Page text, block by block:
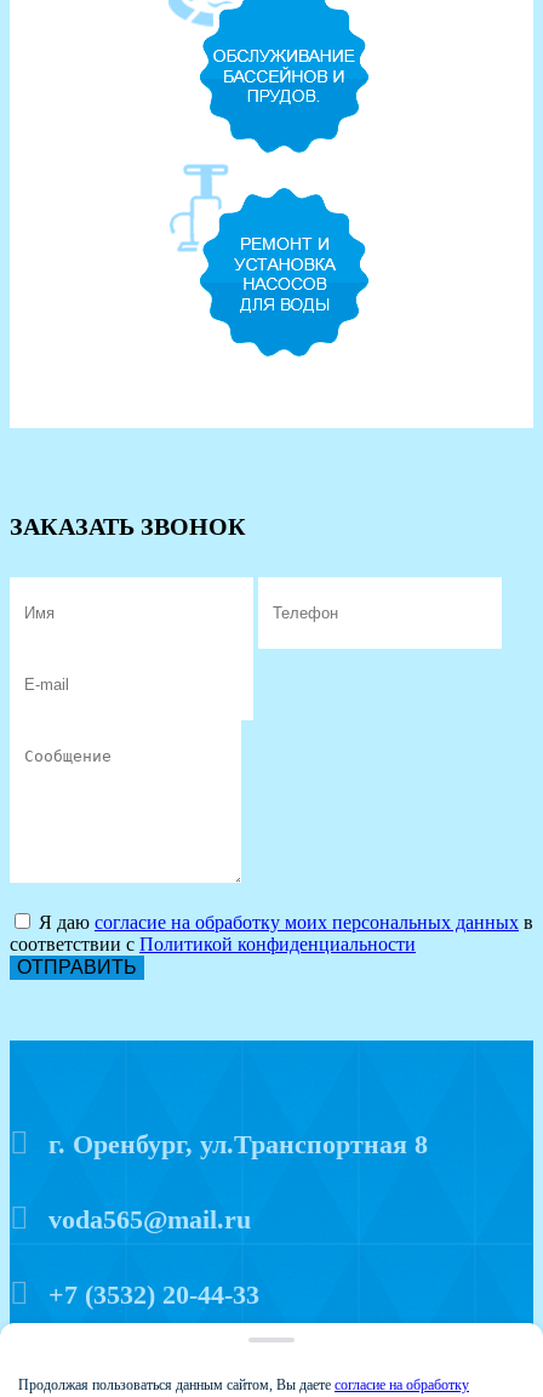
ЗАКАЗАТЬ ЗВОНОК
Я даю согласие на обработку моих персональных данных в
соответствии с Политикой конфиденциальности
ОТПРАВИТЬ
г. Оренбург, ул.Транспортная 8
voda565@mail.ru
+7 (3532) 20-44-33
Продолжая пользоваться данным сайтом, Вы даете согласие на обработку